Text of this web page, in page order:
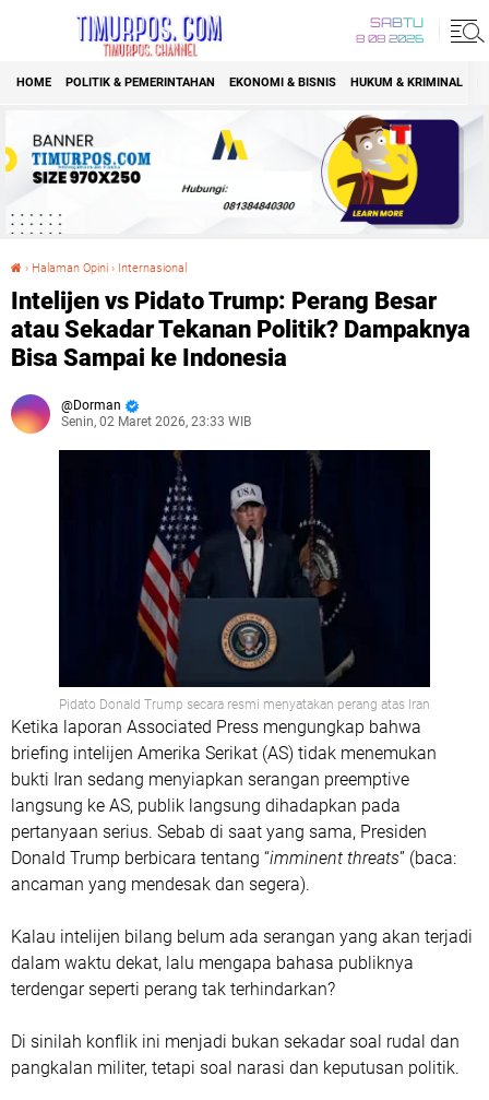
SABTU
8 08 2026
HOME POLITIK & PEMERINTAHAN EKONOMI & BISNIS HUKUM & KRIMINAL
› Halaman Opini › Internasional
Intelijen vs Pidato Trump: Perang Besar
atau Sekadar Tekanan Politik? Dampaknya
Bisa Sampai ke Indonesia
Dorman
Senin, 02 Maret 2026, 23:33 WIB
Pidato Donald Trump secara resmi menyatakan perang atas Iran
Ketika laporan Associated Press mengungkap bahwa
briefing intelijen Amerika Serikat (AS) tidak menemukan
bukti Iran sedang menyiapkan serangan preemptive
langsung ke AS, publik langsung dihadapkan pada
pertanyaan serius. Sebab di saat yang sama, Presiden
Donald Trump berbicara tentang “imminent threats” (baca:
ancaman yang mendesak dan segera).
Kalau intelijen bilang belum ada serangan yang akan terjadi
dalam waktu dekat, lalu mengapa bahasa publiknya
terdengar seperti perang tak terhindarkan?
Di sinilah konflik ini menjadi bukan sekadar soal rudal dan
pangkalan militer, tetapi soal narasi dan keputusan politik.